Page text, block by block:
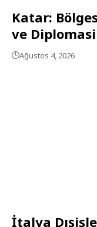
Katar:
ve
Ağustos 4, 2026
İtalya